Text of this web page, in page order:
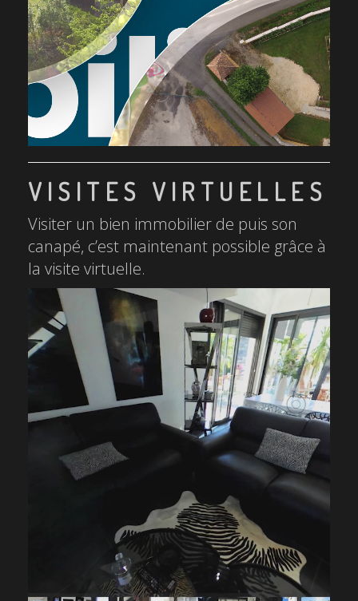
VISITES VIRTUELLES
Visiter un bien immobilier de puis son
canapé, c’est maintenant possible grâce à
la visite virtuelle.